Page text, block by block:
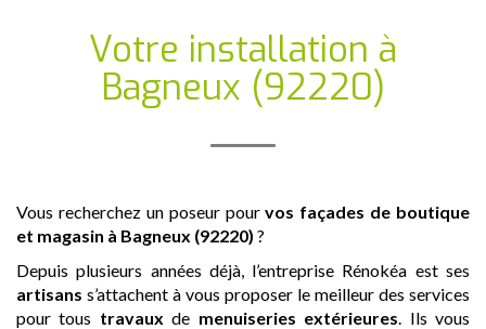
Votre installation à
Bagneux (92220)
Vous recherchez un poseur pourvos façades de boutique
et magasin à Bagneux (92220) ?
Depuis plusieurs années déjà, l’entreprise Rénokéa est ses
artisans s’attachent à vous proposer le meilleur des services
pour tous travaux de menuiseries extérieures . Ils vous